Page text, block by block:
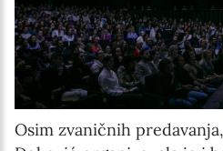
Osim zvaničnih